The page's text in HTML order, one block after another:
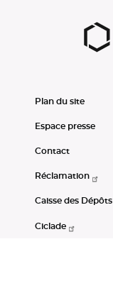
Plan du site
Espace presse
Contact
Réclamation
Caisse des Dépôts
Ciclade